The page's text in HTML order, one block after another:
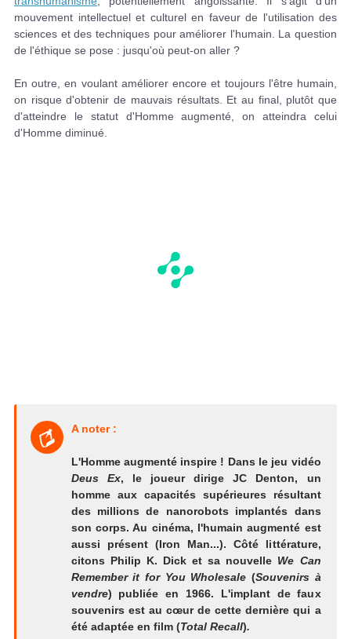
mouvement intellectuel et culturel en faveur de l'utilisation des
sciences et des techniques pour améliorer l'humain. La question
de l'éthique se pose : jusqu'où peut-on aller ?
En outre, en voulant améliorer encore et toujours l'être humain,
on risque d'obtenir de mauvais résultats. Et au final, plutôt que
d'atteindre le statut d'Homme augmenté, on atteindra celui
d'Homme diminué.
A noter :
L'Homme augmenté inspire ! Dans le jeu vidéo
Deus
Ex, le joueur dirige JC Denton, un
homme aux capacités supérieures résultant
des millions de nanorobots implantés dans
son corps. Au cinéma, l'humain augmenté est
aussi présent (Iron Man...). Côté littérature,
citons Philip K. Dick et sa nouvelle We Can
Remember it for You Wholesale (Souvenirs à
vendre) publiée en 1966. L'implant de faux
souvenirs est au cœur de cette dernière qui a
été adaptée en film (Total Recall).